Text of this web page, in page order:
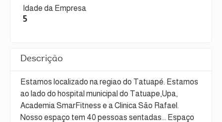
Idade da Empresa
5
Descrição
Estamos localizado na regiao do Tatuapé. Estamos
ao lado do hospital municipal do Tatuape,Upa,
Academia SmarFitness e a Clinica São Rafael.
Nosso espaço tem 40 pessoas sentadas... Espaço